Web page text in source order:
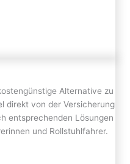
Alternative zu
direkt von der Versicherung
entsprechenden Lösungen
und Rollstuhlfahrer.